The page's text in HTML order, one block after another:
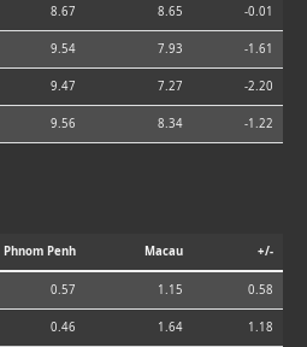
8.67 8.65 -0.01
9.54 7.93 -1.61
9.47 7.27 -2.20
9.56 8.34 -1.22
Phnom Penh Macau +/-
0.57 1.15 0.58
0.46 1.64 1.18